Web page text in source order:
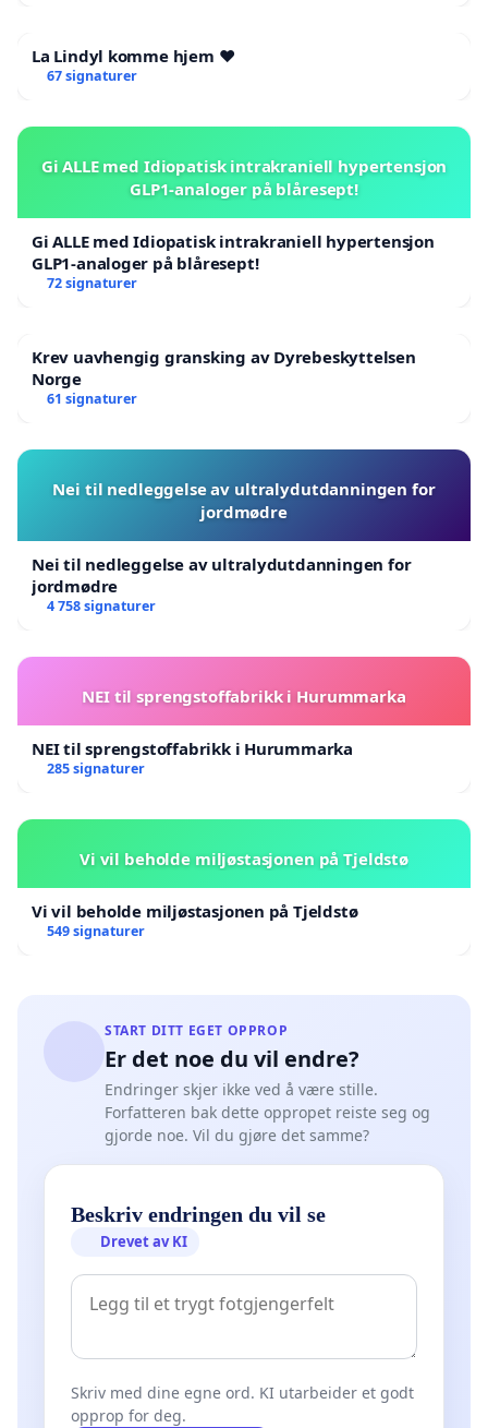
La Lindyl komme hjem ❤️
67 signaturer
Gi ALLE med Idiopatisk intrakraniell hypertensjon
GLP1-analoger på blåresept!
Gi ALLE med Idiopatisk intrakraniell hypertensjon
GLP1-analoger på blåresept!
72 signaturer
Krev uavhengig gransking av Dyrebeskyttelsen
Norge
61 signaturer
Nei til nedleggelse av ultralydutdanningen for
jordmødre
Nei til nedleggelse av ultralydutdanningen for
jordmødre
4 758 signaturer
NEI til sprengstoffabrikk i Hurummarka
NEI til sprengstoffabrikk i Hurummarka
285 signaturer
Vi vil beholde miljøstasjonen på Tjeldstø
Vi vil beholde miljøstasjonen på Tjeldstø
549 signaturer
START DITT EGET OPPROP
Er det noe du vil endre?
Endringer skjer ikke ved å være stille.
Forfatteren bak dette oppropet reiste seg og
gjorde noe. Vil du gjøre det samme?
Beskriv endringen du vil se
Drevet av KI
Skriv med dine egne ord. KI utarbeider et godt
opprop for deg.